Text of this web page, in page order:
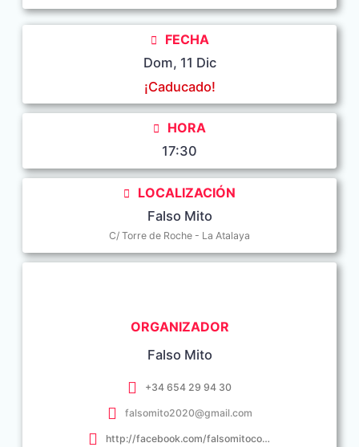
FECHA
Dom, 11 Dic
¡Caducado!
HORA
17:30
LOCALIZACIÓN
Falso Mito
C/ Torre de Roche - La Atalaya
ORGANIZADOR
Falso Mito
+34 654 29 94 30
falsomito2020@gmail.com
http://facebook.com/falsomitoconil/